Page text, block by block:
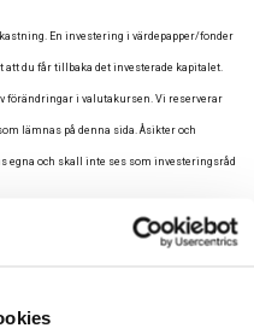
En investering i värdepapper/fonder
att du får tillbaka det investerade kapitalet.
förändringar i valutakursen. Vi reserverar
lämnas på denna sida. Åsikter och
egna och skall inte ses som investeringsråd